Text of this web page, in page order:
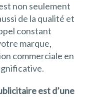
non seulement
de la qualité et
constant
marque,
commerciale en
est d’une